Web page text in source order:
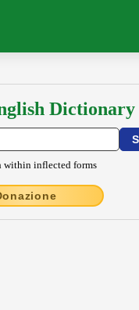
Dictionary
within inflected forms